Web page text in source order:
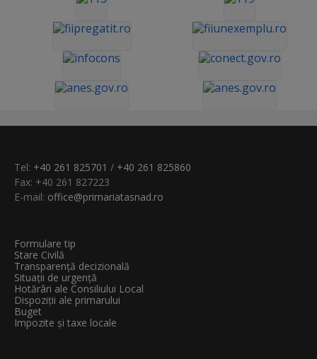
Tel: +40 261 825701 / +40 261 825860
Fax: +40 261 827223
E-mail: office@primariatasnad.ro
Formulare tip
Stare Civilă
Transparenţă decizională
Situații de urgență
Hotărâri ale Consiliului Local
Dispoziții ale primarului
Buget
Impozite și taxe locale